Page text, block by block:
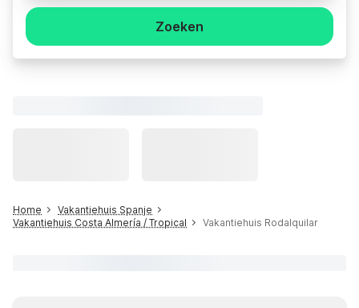
Zoeken
Home
Vakantiehuis Spanje
Vakantiehuis Costa Almería / Tropical
Vakantiehuis Rodalquilar